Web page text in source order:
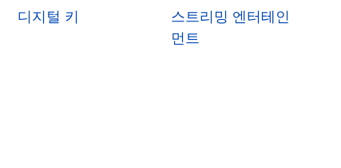
디지털 키
스트리밍 엔터테인
먼트